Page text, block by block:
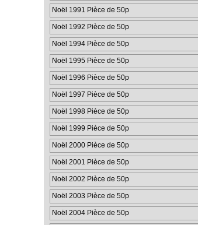
Noël 1991 Pièce de 50p
Noël 1992 Pièce de 50p
Noël 1994 Pièce de 50p
Noël 1995 Pièce de 50p
Noël 1996 Pièce de 50p
Noël 1997 Pièce de 50p
Noël 1998 Pièce de 50p
Noël 1999 Pièce de 50p
Noël 2000 Pièce de 50p
Noël 2001 Pièce de 50p
Noël 2002 Pièce de 50p
Noël 2003 Pièce de 50p
Noël 2004 Pièce de 50p